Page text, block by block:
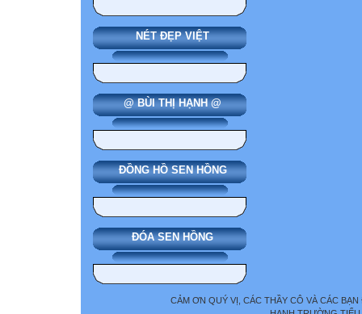
NÉT ĐẸP VIỆT
@ BÙI THỊ HẠNH @
ĐỒNG HỒ SEN HỒNG
ĐÓA SEN HỒNG
CẢM ƠN QUÝ VỊ, CÁC THẦY CÔ VÀ CÁC